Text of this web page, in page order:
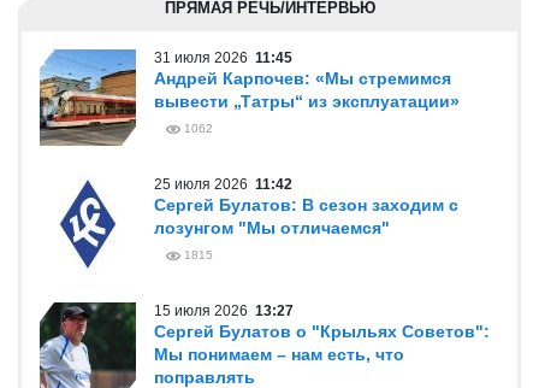
ПРЯМАЯ РЕЧЬ/ИНТЕРВЬЮ
31 июля 2026 11:45
Андрей Карпочев: «Мы стремимся
вывести „Татры“ из эксплуатации»
1062
25 июля 2026 11:42
Сергей Булатов: В сезон заходим с
лозунгом "Мы отличаемся"
1815
15 июля 2026 13:27
Сергей Булатов о "Крыльях Советов":
Мы понимаем – нам есть, что
поправлять